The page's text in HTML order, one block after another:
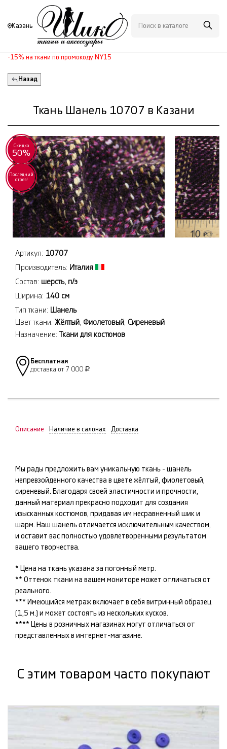
Казань
-15% на ткани по промокоду NY15
Назад
Ткань Шанель 10707 в Казани
Скидка
50%
Последний
отрез!
Артикул: 10707
Производитель: Италия
Состав: шерсть, п/э
Ширина: 140 см
Тип ткани: Шанель
Цвет ткани: Жёлтый Фиолетовый Сиреневый
Назначение: Ткани для костюмов
Бесплатная
доставка от 7 000 Р
Описание Наличие в салонах Доставка
Мы рады предложить вам уникальную ткань - шанель
непревзойденного качества в цвете жёлтый, фиолетовый,
сиреневый. Благодаря своей эластичности и прочности,
данный материал прекрасно подходит для создания
изысканных костюмов, придавая им несравненный шик и
шарм. Наш шанель отличается исключительным качеством,
и оставит вас полностью удовлетворенными результатом
вашего творчества.
* Цена на ткань указана за погонный метр.
** Оттенок ткани на вашем мониторе может отличаться от
реального.
*** Имеющийся метраж включает в себя витринный образец
(1,5 м.) и может состоять из нескольких кусков.
**** Цены в розничных магазинах могут отличаться от
представленных в интернет-магазине.
С этим товаром часто покупают